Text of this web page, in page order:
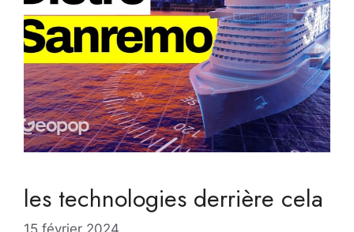
les technologies derrière cela
15 février 2024